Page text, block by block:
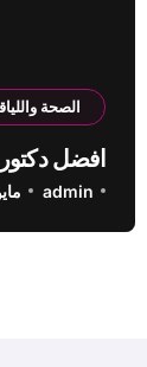
الصحة
افضل
admin مايو